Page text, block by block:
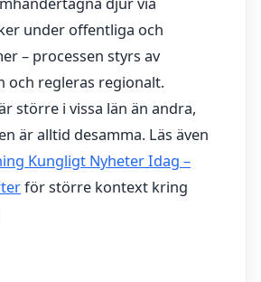
under offentliga och
– processen styrs av
och regleras regionalt.
större i vissa län än andra,
är alltid desamma. Läs även
Kungligt Nyheter Idag –
för större kontext kring